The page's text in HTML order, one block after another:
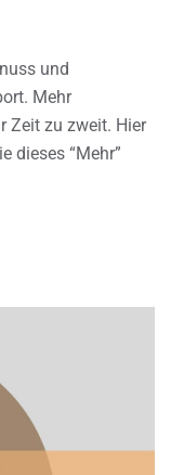
und
Mehr
Zeit zu zweit. Hier
dieses “Mehr”